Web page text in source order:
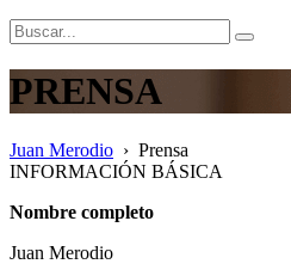
PRENSA
Juan Merodio › Prensa
INFORMACIÓN BÁSICA
Nombre completo
Juan Merodio